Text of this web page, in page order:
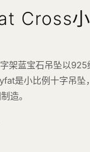
Cross
架蓝宝石吊坠以925
是小比例十字吊
造。